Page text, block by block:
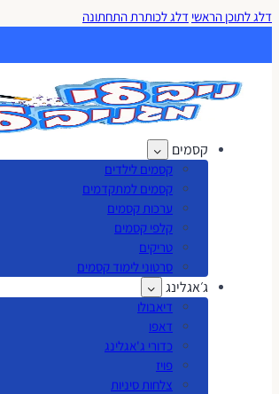
דלג לתוכן הראשי דלג לכותרת התחתונה
קסמים
קסמים לילדים
קסמים למתקדמים
ערכות קסמים
קלפי קסמים
טריקים
סרטוני לימוד קסמים
ג׳אגלינג
דיאבולו
דאפו
כדורי ג'אגלינג
פויז
צלחות סיניות